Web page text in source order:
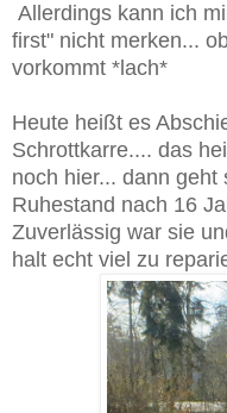
Allerdings kann ich
first" nicht merken...
vorkommt *lach*
Heute heißt es
Schrottkarre.... das
noch hier... dann geht
Ruhestand nach 16
Zuverlässig war sie
halt echt viel zu